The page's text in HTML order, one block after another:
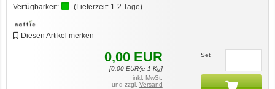
Verfügbarkeit: (Lieferzeit: 1-2 Tage)
Diesen Artikel merken
0,00 EUR
[0,00EUR/je 1 Kg]
inkl. MwSt.
und zzgl. Versand
Set